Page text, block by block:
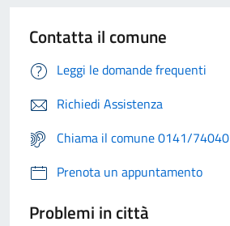
Contatta il comune
Leggi le domande frequenti
Richiedi Assistenza
Chiama il comune 0141/74040
Prenota un appuntamento
Problemi in città